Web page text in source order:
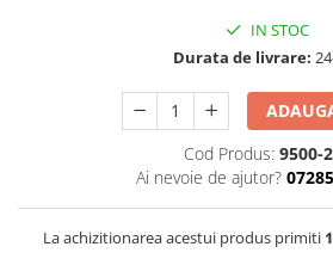
Filtre Combustibil
Intretinere si Cosmetica Auto
Produse Cosmetica Auto
IN STOC
Durata de livrare:
Cod Produs: 9500-2
Ai nevoie de ajutor?
La achizitionarea acestui produs primiti